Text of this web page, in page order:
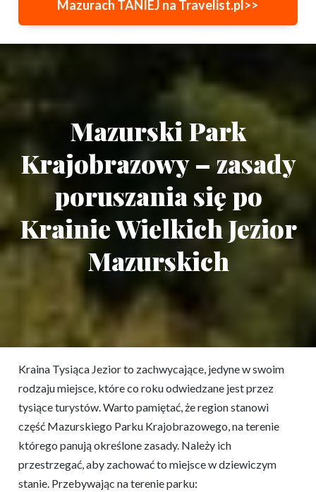
Mazurach TANIEJ na Travelist.pl>>
Mazurski Park
Krajobrazowy – zasady
poruszania się po
Krainie Wielkich Jezior
Mazurskich
Kraina Tysiąca Jezior to zachwycające, jedyne w swoim
rodzaju miejsce, które co roku odwiedzane jest przez
tysiące turystów. Warto pamiętać, że region stanowi
część Mazurskiego Parku Krajobrazowego, na terenie
którego panują określone zasady. Należy ich
przestrzegać, aby zachować to miejsce w dziewiczym
stanie. Przebywając na terenie parku: